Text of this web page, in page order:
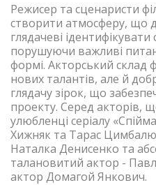
Режисер та сценаристи
створити атмосферу, що
глядачеві
порушуючи важливі
формі. Акторський склад
нових талантів, але й
глядачу зірок, що
проекту. Серед акторів,
улюбленці серіалу
Хижняк та Тарас
Наталка Денисенко та
талановитий актор -
актор Домагой Янкович.